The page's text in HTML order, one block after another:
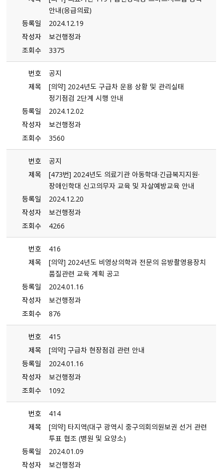
안내（응급의료）
등록일
2024.12.19
작성자
보건행정과
조회수
3375
번호
공지
제목
[의약] 2024년도 구급차 운용 상황 및 관리실태
정기점검 2단계 시행 안내
등록일
2024.12.02
작성자
보건행정과
조회수
3560
번호
공지
제목
[473번] 2024년도 의료기관 아동학대·긴급복지지원·
장애인학대 신고의무자 교육 및 자살예방교육 안내
등록일
2024.12.20
작성자
보건행정과
조회수
4266
번호
416
제목
[의약] 2024년도 비영상의학과 전문의 유방촬영용장치
품질관련 교육 계획 공고
등록일
2024.01.16
작성자
보건행정과
조회수
876
번호
415
제목
[의약] 구급차 현장점검 관련 안내
등록일
2024.01.16
작성자
보건행정과
조회수
1092
번호
414
제목
[의약] 타지역(대구 광역시 중구의회의원보권 선거 관련
투표 협조 (병원 및 요양소)
등록일
2024.01.09
작성자
보건행정과